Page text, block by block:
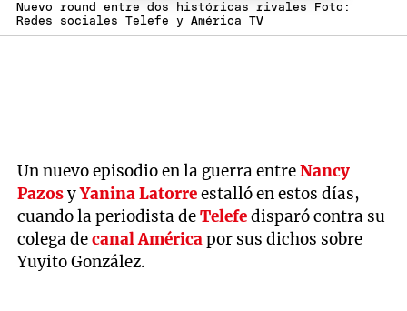
Nuevo round entre dos históricas rivales Foto:
Redes sociales Telefe y América TV
Un nuevo episodio en la guerra entreNancy
PazosyYanina Latorreestalló en estos días,
cuando la periodista deTelefedisparó contra su
colega decanal Américapor sus dichos sobre
Yuyito González.